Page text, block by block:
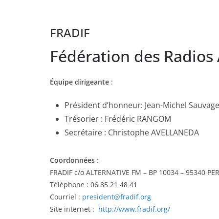
FRADIF
Fédération des Radios
Équipe dirigeante :
Président d’honneur: Jean-Michel Sauvage
Trésorier : Frédéric RANGOM
Secrétaire : Christophe AVELLANEDA
Coordonnées :
FRADIF c/o ALTERNATIVE FM – BP 10034 – 95340
Téléphone : 06 85 21 48 41
Courriel : president@fradif.org
Site internet : http://www.fradif.org/